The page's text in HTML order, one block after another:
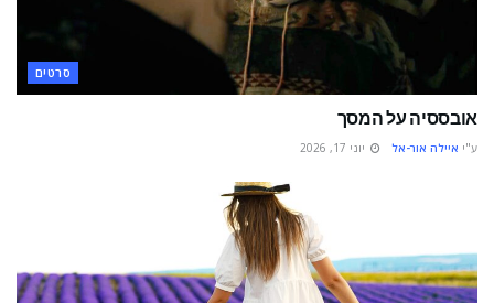
סרטים
אובססיה על המסך
ע"י איילה אור-אל יוני 17, 2026